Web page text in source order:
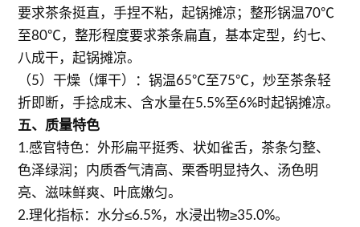
要求茶条挺直，手捏不粘，起锅摊凉；整形锅温70℃
至80℃，整形程度要求茶条扁直，基本定型，约七、
八成干，起锅摊凉。
（5）干燥（煇干）：锅温65℃至75℃，炒至茶条轻
折即断，手捻成末、含水量在5.5%至6%时起锅摊凉。
五、质量特色
1.感官特色：外形扁平挺秀、状如雀舌，茶条匀整、
色泽绿润；内质香气清高、栗香明显持久、汤色明
亮、滋味鲜爽、叶底嫩匀。
2.理化指标：水分≤6.5%，水浸出物≥35.0%。